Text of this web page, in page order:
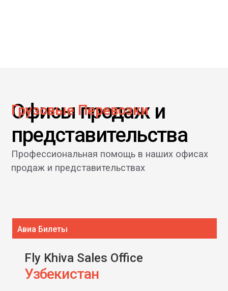
Офисы продаж и
представительства
Профессиональная помощь в наших офисах
продаж и представительствах
Грузовые Перевозки
Авиа Билеты
Fly Khiva Sales Office
Узбекистан